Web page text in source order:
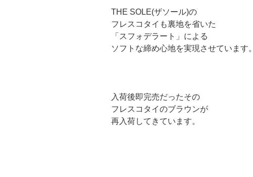
THE SOLE(ザソール)の
フレスコタイも裏地を省いた
「スフォデラート」による
ソフトな締め心地を実現させています。
入荷後即完売だったその
フレスコタイのブラウンが
再入荷してきています。